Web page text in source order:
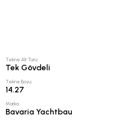
Tekne Alt Türü:
Tek Gövdeli
Tekne Boyu:
14.27
Marka:
Bavaria Yachtbau